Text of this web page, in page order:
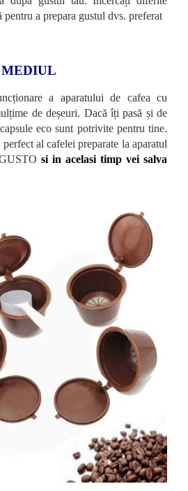
pentru a prepara gustul dvs. preferat
MEDIUL
a aparatului de cafea cu
de deșeuri. Dacă îți pasă și de
eco sunt potrivite pentru tine.
al cafelei preparate la aparatul
si in acelasi timp vei salva